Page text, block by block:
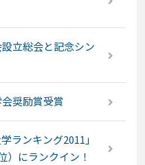
立総会と記念シン
奨励賞受賞
ランキング2011」
）にランクイン！